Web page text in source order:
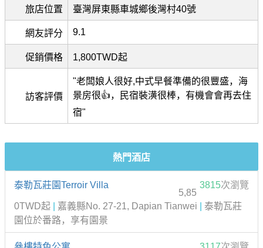
旅店位置 臺灣屏東縣車城鄉後灣村40號
網友評分 9.1
促銷價格 1,800TWD起
訪客評價
"老闆娘人很好,中式早餐準備的很豐盛，海
景房很👍，民宿裝潢很棒，有機會會再去住
宿"
熱門酒店
泰勒瓦莊園Terroir Villa 3815次瀏覽
5,85
0TWD起
嘉義縣No. 27-21, Dapian Tianwei
泰勒瓦莊
園位於番路，享有園景